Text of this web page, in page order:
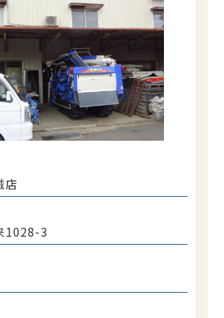
関連サイト
イバシーポリシー
会員専用ページ
店
1028-3